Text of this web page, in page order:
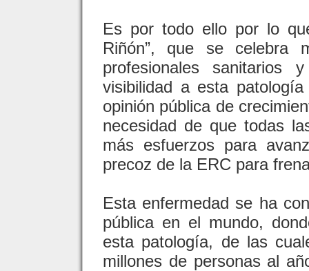
Es por todo ello por lo
Riñón”, que se celebra
profesionales sanitarios
visibilidad a esta
opinión pública de
necesidad de que todas
más esfuerzos para
precoz de la ERC para
Esta enfermedad se ha
pública en el mundo,
esta patología, de las
millones de personas al